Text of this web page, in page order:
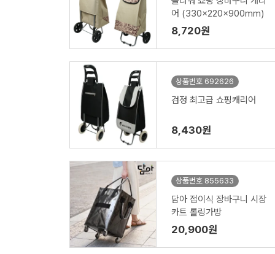
어 (330x220x900mm)
8,720원
상품번호 692626
검정 최고급 쇼핑캐리어
8,430원
상품번호 855633
담아 접이식 장바구니 시장
카트 롤링가방
20,900원